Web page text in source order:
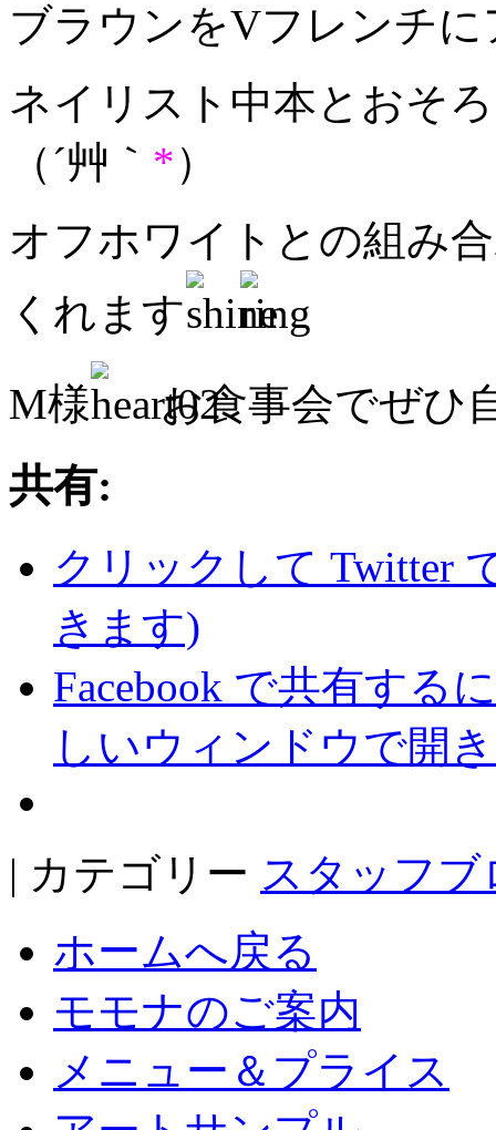
ブラウンをVフレンチ
ネイリスト中本とおそ
（´艸｀ *）
オフホワイトとの組み
くれます
M様
お食事会でぜひ
共有:
クリックして Twitter
きます)
Facebook で共有する
しいウィンドウで開
| カテゴリー スタッフブ
ホームへ戻る
モモナのご案内
メニュー＆プライス